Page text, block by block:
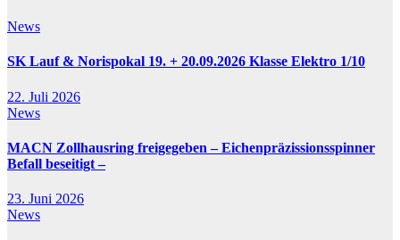
News
SK Lauf & Norispokal 19. + 20.09.2026 Klasse Elektro 1/10
22. Juli 2026
News
MACN Zollhausring freigegeben – Eichenpräzissionsspinner
Befall beseitigt –
23. Juni 2026
News